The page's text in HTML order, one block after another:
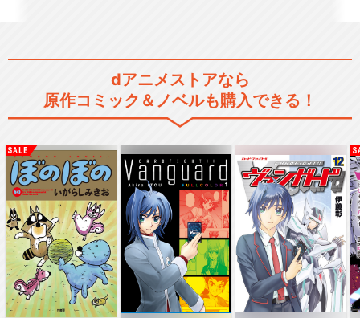
閉じる
dアニメストアなら
原作コミック＆ノベルも購入できる！